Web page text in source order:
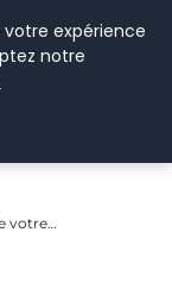
votre…
votre expérience
notre